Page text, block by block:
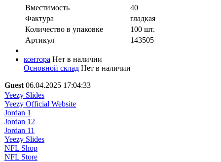
Вместимость
40
Фактура
гладкая
Количество в упaковке
100 шт.
Артикул
143505
контора Нет в наличии
Основной склад Нет в наличии
Guest 06.04.2025 17:04:33
Yeezy Slides
Yeezy Official Website
Jordan 1
Jordan 12
Jordan 11
Yeezy Slides
NFL Shop
NFL Store